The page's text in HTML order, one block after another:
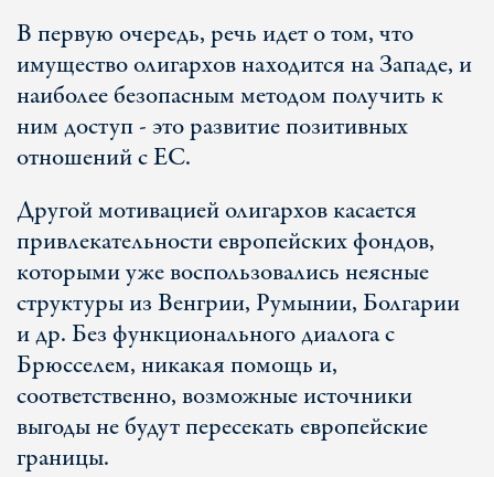
В первую очередь, речь идет о том, что
имущество олигархов находится на Западе, и
наиболее безопасным методом получить к
ним доступ - это развитие позитивных
отношений с ЕС.
Другой мотивацией олигархов касается
привлекательности европейских фондов,
которыми уже воспользовались неясные
структуры из Венгрии, Румынии, Болгарии
и др. Без функционального диалога с
Брюсселем, никакая помощь и,
соответственно, возможные источники
выгоды не будут пересекать европейские
границы.